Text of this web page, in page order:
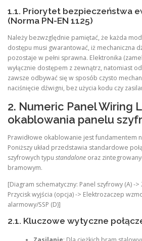
1.1. Priorytet bezpieczeństwa
(Norma PN-EN 1125)
Należy bezwzględnie pamiętać, że każda
dostępu musi gwarantować, iż mechaniczna
pozostaje w pełni sprawna. Elektronika
wyłącznie dostępem z zewnątrz, natomiast
zawsze odbywać się w sposób czysto
naciśnięcie dźwigni, bez użycia kodu czy
2. Numeric Panel Wiring
okablowania panelu
Prawidłowe okablowanie jest fundamentem
Poniższy układ przedstawia standardowe
szyfrowych typu standalone oraz
bramowym.
[Diagram schematyczny: Panel szyfrowy (A) ->
Przycisk wyjścia (opcja) -> Elektrozaczep
alarmowy/SSP (D)]
2.1. Kluczowe wytyczne